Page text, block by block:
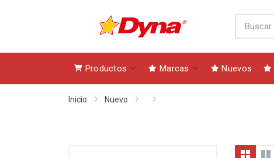
Productos Marcas Nuevos
Inicio Nuevo